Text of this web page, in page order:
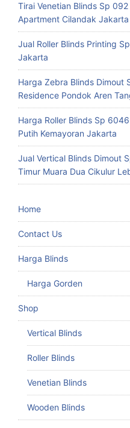
Tirai Venetian Blinds Sp
Apartment Cilandak Jakarta
Jual Roller Blinds Printing
Jakarta
Harga Zebra Blinds Dimout
Residence Pondok Aren
Harga Roller Blinds Sp
Putih Kemayoran Jakarta
Jual Vertical Blinds Dimout
Timur Muara Dua Cikulur
Home
Contact Us
Harga Blinds
Harga Gorden
Shop
Vertical Blinds
Roller Blinds
Venetian Blinds
Wooden Blinds